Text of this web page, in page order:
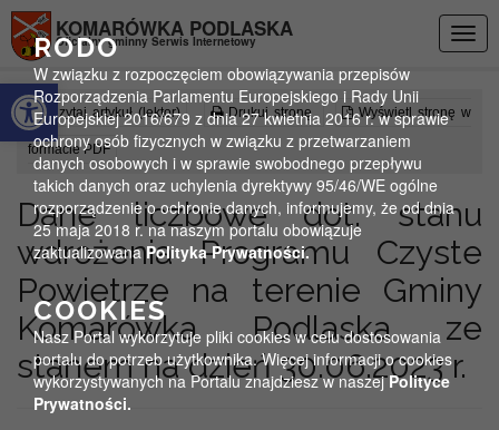
Otwórz pasek narzędzi
KOMARÓWKA PODLASKA
Oficjalny gminny Serwis Internetowy
Czytaj artykuł (lektor) Drukuj stronę Wyświetl stronę w
formacie PDF
Dane liczbowe dot. stanu
wdrożenia Programu Czyste
Powietrze na terenie Gminy
Komarówka Podlaska ze
stanem na dzień 30.06.2023 r.
RODO
W związku z rozpoczęciem obowiązywania przepisów
Rozporządzenia Parlamentu Europejskiego i Rady Unii
Europejskiej 2016/679 z dnia 27 kwietnia 2016 r. w sprawie
ochrony osób fizycznych w związku z przetwarzaniem
danych osobowych i w sprawie swobodnego przepływu
takich danych oraz uchylenia dyrektywy 95/46/WE ogólne
rozporządzenie o ochronie danych, informujemy, że od dnia
25 maja 2018 r. na naszym portalu obowiązuje
zaktualizowanaPolityka Prywatności.
COOKIES
Nasz Portal wykorzytuje pliki cookies w celu dostosowania
portalu do potrzeb użytkownika. Więcej informacji o cookies
wykorzystywanych na Portalu znajdziesz w naszejPolityce
Prywatności.